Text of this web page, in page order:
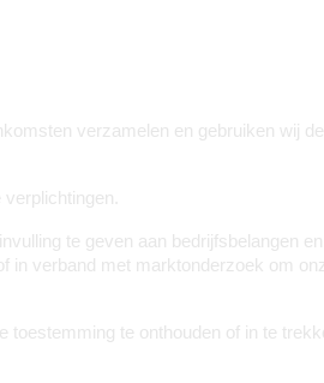
verzamelen en gebruiken wij
te geven aan bedrijfsbelangen
in verband met marktonderzoek om
te onthouden of in te